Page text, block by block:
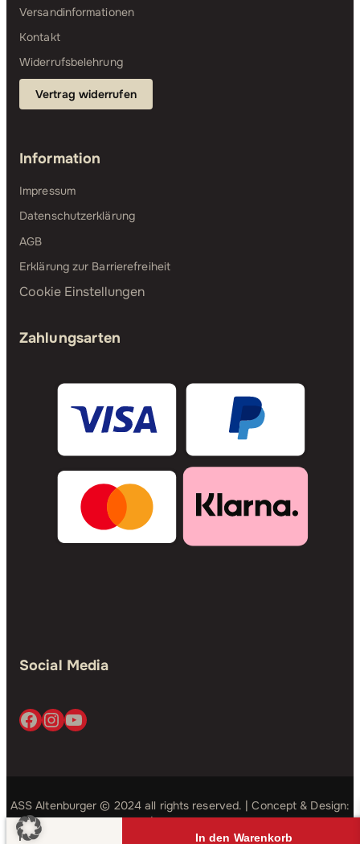
Bibi
In den Warenkorb
Versandinformationen
Kontakt
Widerrufsbelehrung
Vertrag widerrufen
Information
Impressum
Datenschutzerklärung
AGB
Erklärung zur Barrierefreiheit
Cookie Einstellungen
Zahlungsarten
Social Media
Facebook
Instagram
YouTube
ASS Altenburger © 2024 all rights reserved. | Concept & Design:
Simple Studio| Development:Good Bits